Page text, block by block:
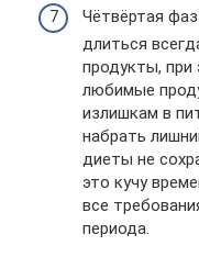
Чётвёртая
длиться
продукты,
любимые
излишкам в
набрать
диеты не
это кучу
все
периода.